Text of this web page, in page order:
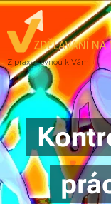
Z praxe rovnou k Vám